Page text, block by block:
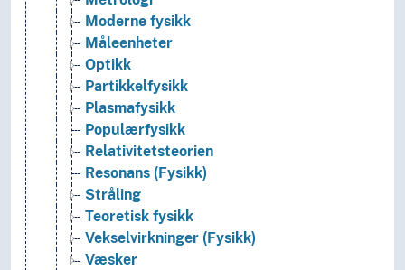
Moderne fysikk
Måleenheter
Optikk
Partikkelfysikk
Plasmafysikk
Populærfysikk
Relativitetsteorien
Resonans (Fysikk)
Stråling
Teoretisk fysikk
Vekselvirkninger (Fysikk)
Væsker